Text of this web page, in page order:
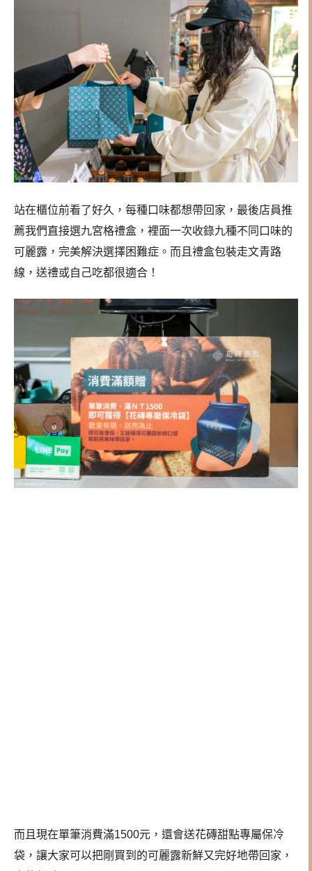
站在櫃位前看了好久，每種口味都想帶回家，最後店員推
薦我們直接選九宮格禮盒，裡面一次收錄九種不同口味的
可麗露，完美解決選擇困難症。而且禮盒包裝走文青路
線，送禮或自己吃都很適合！
而且現在單筆消費滿1500元，還會送花磚甜點專屬保冷
袋，讓大家可以把剛買到的可麗露新鮮又完好地帶回家，